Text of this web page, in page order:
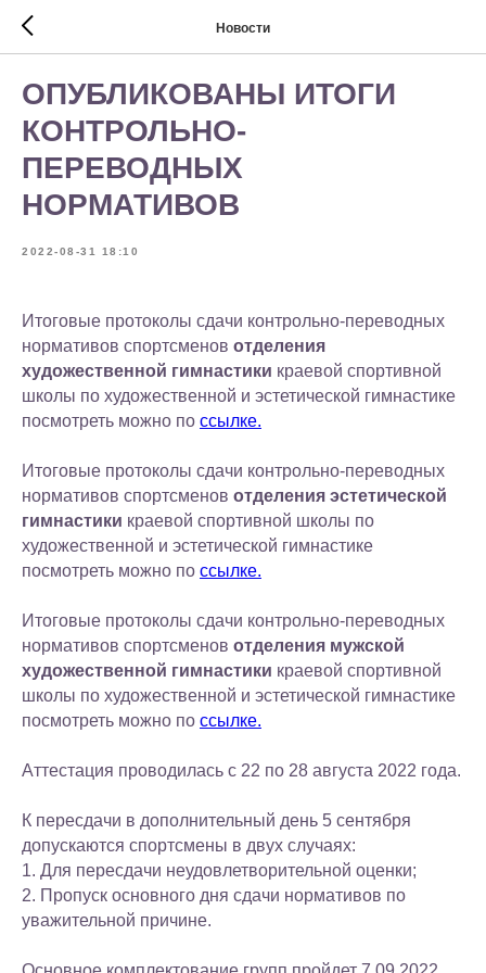
Новости
ОПУБЛИКОВАНЫ ИТОГИ
КОНТРОЛЬНО-
ПЕРЕВОДНЫХ
НОРМАТИВОВ
2022-08-31 18:10
Итоговые протоколы сдачи контрольно-переводных
нормативов спортсменов отделения
художественной гимнастики краевой спортивной
школы по художественной и эстетической гимнастике
посмотреть можно по ссылке.
Итоговые протоколы сдачи контрольно-переводных
нормативов спортсменов отделения эстетической
гимнастики краевой спортивной школы по
художественной и эстетической гимнастике
посмотреть можно по ссылке.
Итоговые протоколы сдачи контрольно-переводных
нормативов спортсменов отделения мужской
художественной гимнастики краевой спортивной
школы по художественной и эстетической гимнастике
посмотреть можно по ссылке.
Аттестация проводилась с 22 по 28 августа 2022 года.
К пересдачи в дополнительный день 5 сентября
допускаются спортсмены в двух случаях:
1. Для пересдачи неудовлетворительной оценки;
2. Пропуск основного дня сдачи нормативов по
уважительной причине.